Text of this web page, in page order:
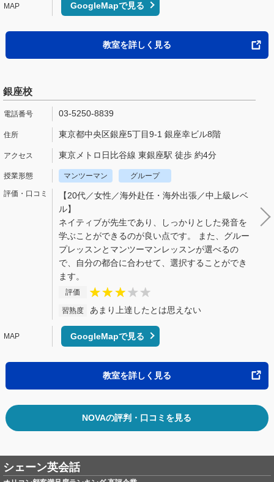
GoogleMapで見る
教室を詳しく見る
銀座校
03-5250-8839
東京都中央区銀座5丁目9-1 銀座幸ビル8階
東京メトロ日比谷線 東銀座駅 徒歩 約4分
マンツーマン グループ
【20代／女性／海外赴任・海外出張／中上級レベ
ル】
ネイティブが先生であり、しっかりとした発音を
学ぶことができるのが良い点です。 また、グルー
プレッスンとマンツーマンレッスンが選べるの
で、自分の都合に合わせて、選択することができ
ます。
評価
習熟度 あまり上達したとは思えない
GoogleMapで見る
教室を詳しく見る
NOVAの評判・口コミを見る
シェーン英会話